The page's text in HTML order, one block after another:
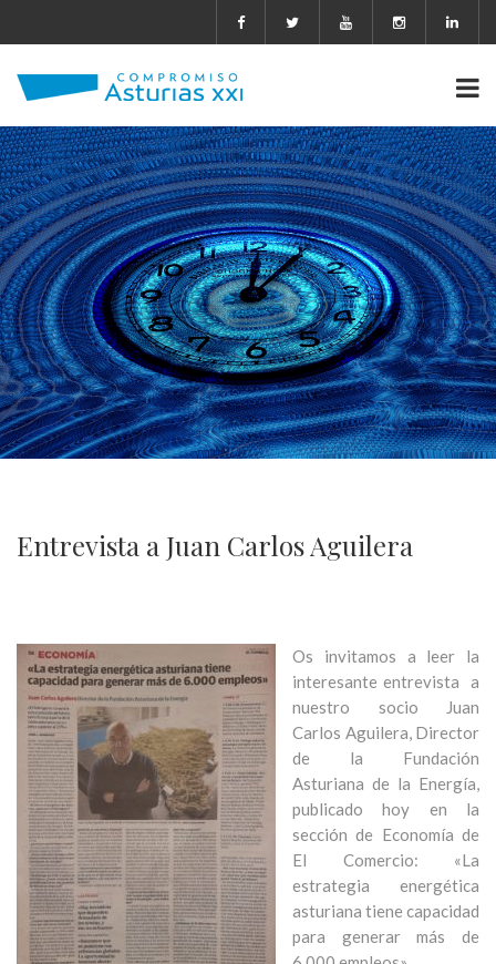
Entrevista a Juan Carlos Aguilera
Os invitamos a leer la
interesante entrevista a
nuestro socio Juan
Carlos Aguilera, Director
de la Fundación
Asturiana de la Energía,
publicado hoy en la
sección de Economía de
El Comercio: «La
estrategia energética
asturiana tiene capacidad
para generar más de